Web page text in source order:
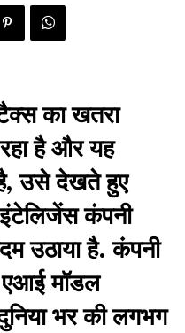
का खतरा
है और यह
उसे देखते हुए
इंटेलिजेंस कंपनी
उठाया है. कंपनी
मॉडल
भर की लगभग